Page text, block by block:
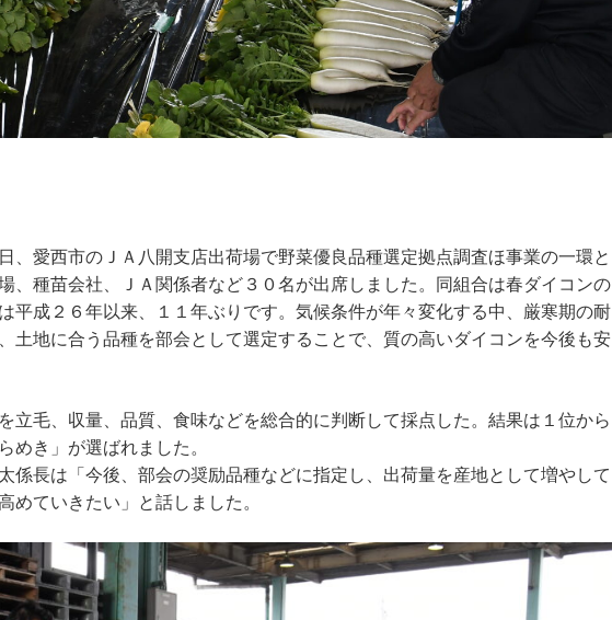
、愛西市のＪＡ八開支店出荷場で野菜優良品種選定拠点調査ほ事業の一環と
、種苗会社、ＪＡ関係者など３０名が出席しました。同組合は春ダイコンの
平成２６年以来、１１年ぶりです。気候条件が年々変化する中、厳寒期の耐
土地に合う品種を部会として選定することで、質の高いダイコンを今後も安
立毛、収量、品質、食味などを総合的に判断して採点した。結果は１位から
めき」が選ばれました。
係長は「今後、部会の奨励品種などに指定し、出荷量を産地として増やして
めていきたい」と話しました。